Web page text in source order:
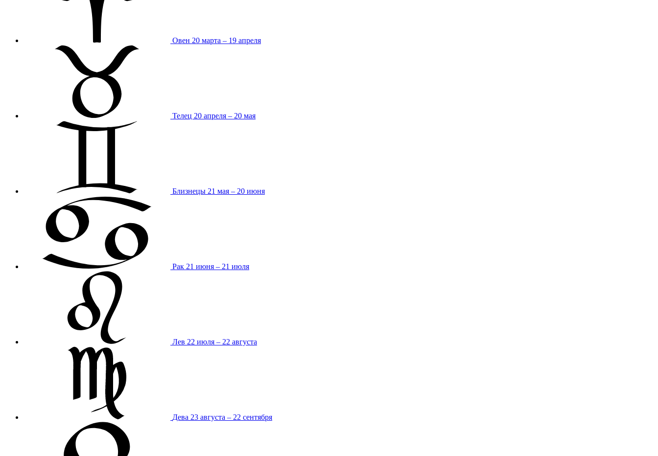
Овен 20 марта – 19 апреля
Телец 20 апреля – 20 мая
Близнецы 21 мая – 20 июня
Рак 21 июня – 21 июля
Лев 22 июля – 22 августа
Дева 23 августа – 22 сентября